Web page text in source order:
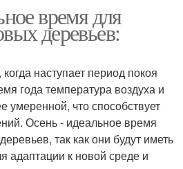
время для
деревьев:
наступает период покоя
года температура воздуха и
умеренной, что способствует
Осень - идеальное время
так как они будут иметь
адаптации к новой среде и